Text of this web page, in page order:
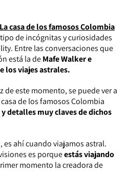
La casa de los famosos Colombia
de incógnitas y curiosidades
Entre las conversaciones que
está la deMafe Walker e
los viajes astrales.
de este momento, se puede ver a
de los famosos Colombia
detalles muy claves de dichos
es ahí cuando viajamos astral.
es porqueestás viajando
momento la creadora de